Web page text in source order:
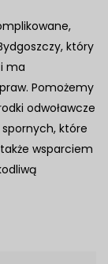
który
ma
Pomożemy
odwoławcze
które
wsparciem